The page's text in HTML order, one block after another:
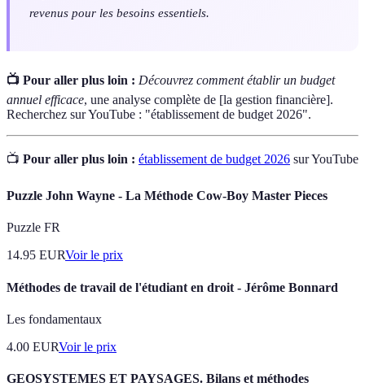
revenus pour les besoins essentiels.
📺 Pour aller plus loin : Découvrez comment établir un budget
annuel efficace, une analyse complète de [la gestion financière].
Recherchez sur YouTube : "établissement de budget 2026".
📺 Pour aller plus loin : établissement de budget 2026 sur YouTube
Puzzle John Wayne - La Méthode Cow-Boy Master Pieces
Puzzle FR
14.95 EURVoir le prix
Méthodes de travail de l'étudiant en droit - Jérôme Bonnard
Les fondamentaux
4.00 EURVoir le prix
GEOSYSTEMES ET PAYSAGES. Bilans et méthodes